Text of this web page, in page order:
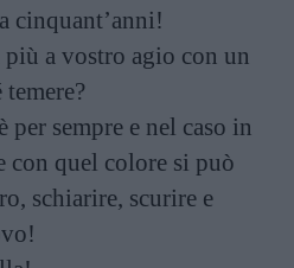
cinquant’anni!
a vostro agio con un
temere?
per sempre e nel caso in
con quel colore si può
schiarire, scurire e